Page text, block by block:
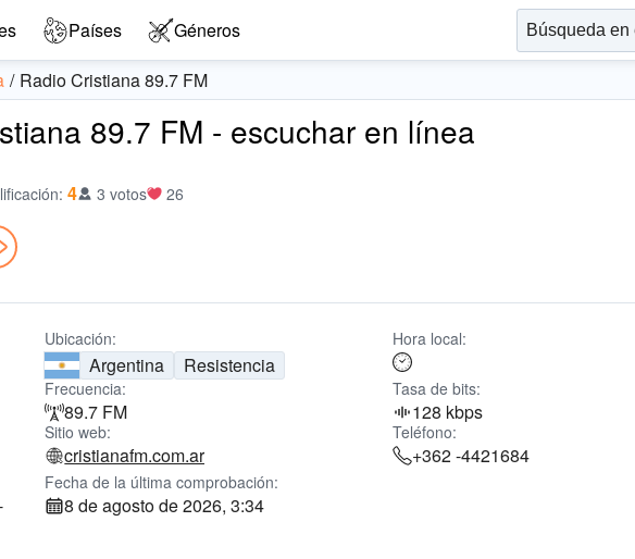
Países Géneros
Radio Cristiana 89.7 FM
89.7 FM - escuchar en línea
: 4 3 votos 26
Ubicación:
Argentina Resistencia
Hora local:
Frecuencia:
89.7 FM
Tasa de bits:
128 kbps
Sitio web:
cristianafm.com.ar
Teléfono:
+362 -4421684
Fecha de la última comprobación:
8 de agosto de 2026, 3:34